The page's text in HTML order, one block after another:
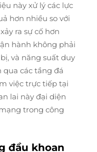
này xử lý các lực
hơn nhiều so với
ra sự cố hơn
hành không phải
và năng suất duy
các tầng đá
việc trực tiếp tại
lai này đại diện
trong công
đầu khoan